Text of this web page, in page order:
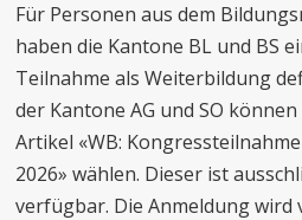
Für Personen aus dem
haben die Kantone BL und BS
Teilnahme als Weiterbildung
der Kantone AG und SO
Artikel «WB:
2026» wählen. Dieser ist
verfügbar. Die Anmeldung